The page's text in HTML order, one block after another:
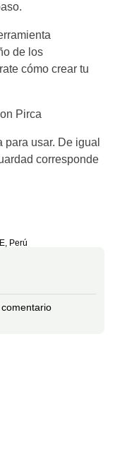
de los
cómo crear tu
Pirca
para usar. De igual
corresponde
, Perú